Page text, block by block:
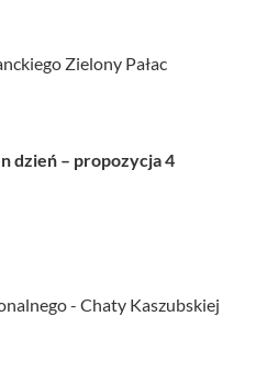
Zielony Pałac
dzień – propozycja 4
- Chaty Kaszubskiej